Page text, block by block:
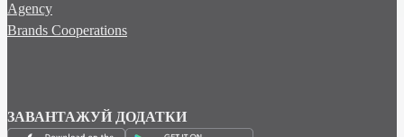
Agency
Brands Cooperations
ЗАВАНТАЖУЙ ДОДАТКИ